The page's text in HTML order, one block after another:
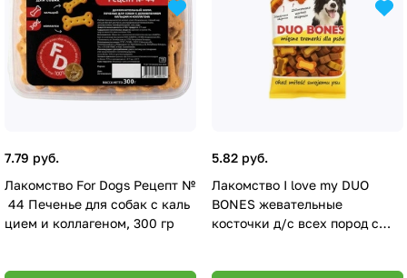
7.79 руб.
Лакомство For Dogs Рецепт №
44 Печенье для собак с каль
цием и коллагеном, 300 гр
5.82 руб.
Лакомство I love my DUO
BONES жевательные
косточки д/с всех пород с